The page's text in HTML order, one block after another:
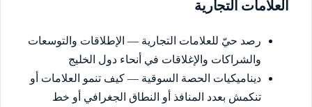
العلامات التجارية
رصد حيّ للعلامات التجارية — الإطلاقات والتوسعات
والشراكات والإغلاقات في أنحاء دول الخليج
ديناميكيات الحصة السوقية — كيف تنمو العلامات أو
تنكمش بعدد المنافذ أو النطاق الجغرافي أو خط